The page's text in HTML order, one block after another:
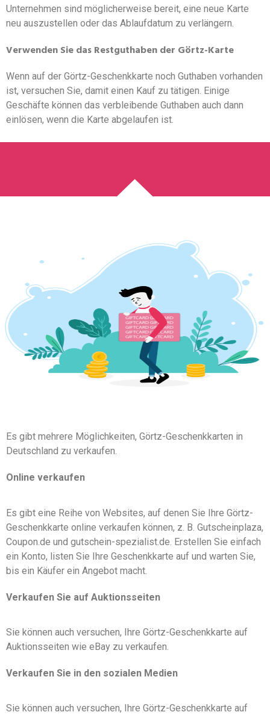
Unternehmen sind möglicherweise bereit, eine neue Karte
neu auszustellen oder das Ablaufdatum zu verlängern.
Verwenden Sie das Restguthaben der Görtz-Karte
Wenn auf der Görtz-Geschenkkarte noch Guthaben vorhanden
ist, versuchen Sie, damit einen Kauf zu tätigen. Einige
Geschäfte können das verbleibende Guthaben auch dann
einlösen, wenn die Karte abgelaufen ist.
Es gibt mehrere Möglichkeiten, Görtz-Geschenkkarten in
Deutschland zu verkaufen.
Online verkaufen
Es gibt eine Reihe von Websites, auf denen Sie Ihre Görtz-
Geschenkkarte online verkaufen können, z. B. Gutscheinplaza,
Coupon.de und gutschein-spezialist.de. Erstellen Sie einfach
ein Konto, listen Sie Ihre Geschenkkarte auf und warten Sie,
bis ein Käufer ein Angebot macht.
Verkaufen Sie auf Auktionsseiten
Sie können auch versuchen, Ihre Görtz-Geschenkkarte auf
Auktionsseiten wie eBay zu verkaufen.
Verkaufen Sie in den sozialen Medien
Sie können auch versuchen, Ihre Görtz-Geschenkkarte auf